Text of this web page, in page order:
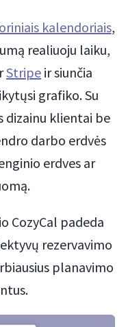
kalendoriais,
realiuoju laiku,
Stripe ir siunčia
grafiko. Su
dizainu klientai be
darbo erdvės
erdves ar
CozyCal padeda
rezervavimo
planavimo